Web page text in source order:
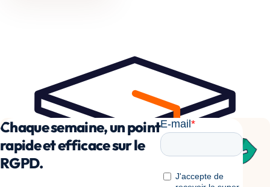
Chaque semaine, un point
rapide et efficace sur le
RGPD.